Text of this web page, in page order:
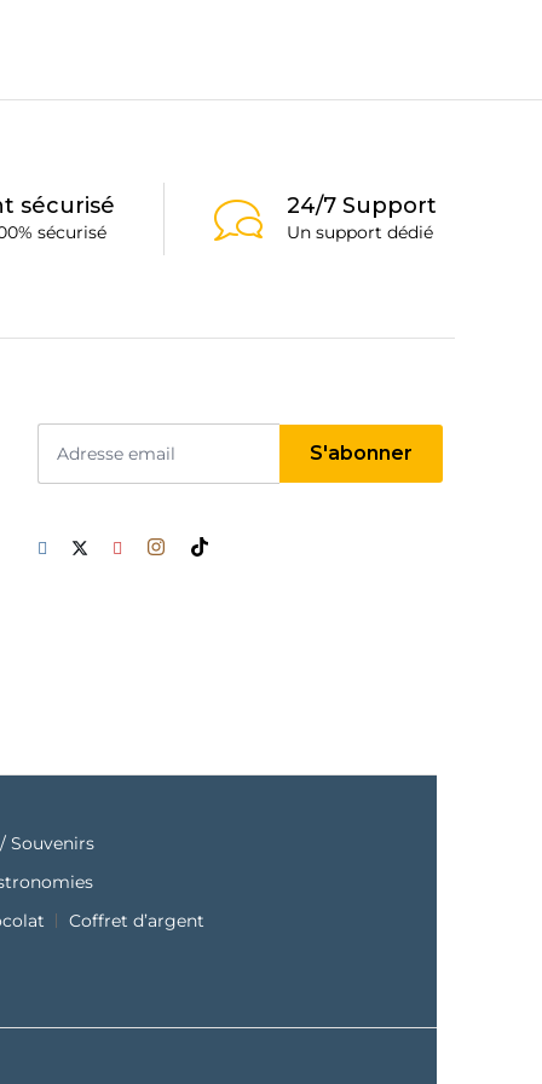
sécurisé
sécurisé
24/7 Support
Un support dédié
Souvenirs
Coffret d’argent